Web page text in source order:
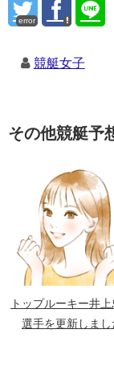
error
競艇女子
その他競艇予
トップルーキー井上
選手を更新しまし